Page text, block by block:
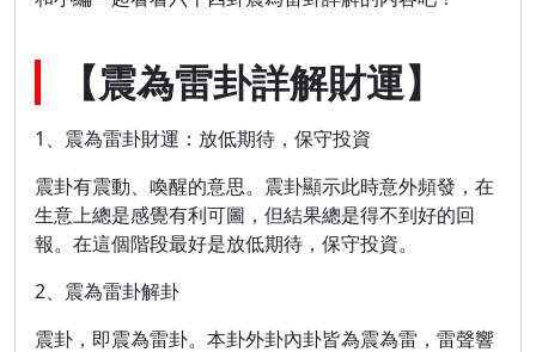
【震為雷卦詳解財運】
1、震為雷卦財運：放低期待，保守投資
震卦有震動、喚醒的意思。震卦顯示此時意外頻發，在
生意上總是感覺有利可圖，但結果總是得不到好的回
報。在這個階段最好是放低期待，保守投資。
2、震為雷卦解卦
震卦，即震為雷卦。本卦外卦內卦皆為震為雷，雷聲響